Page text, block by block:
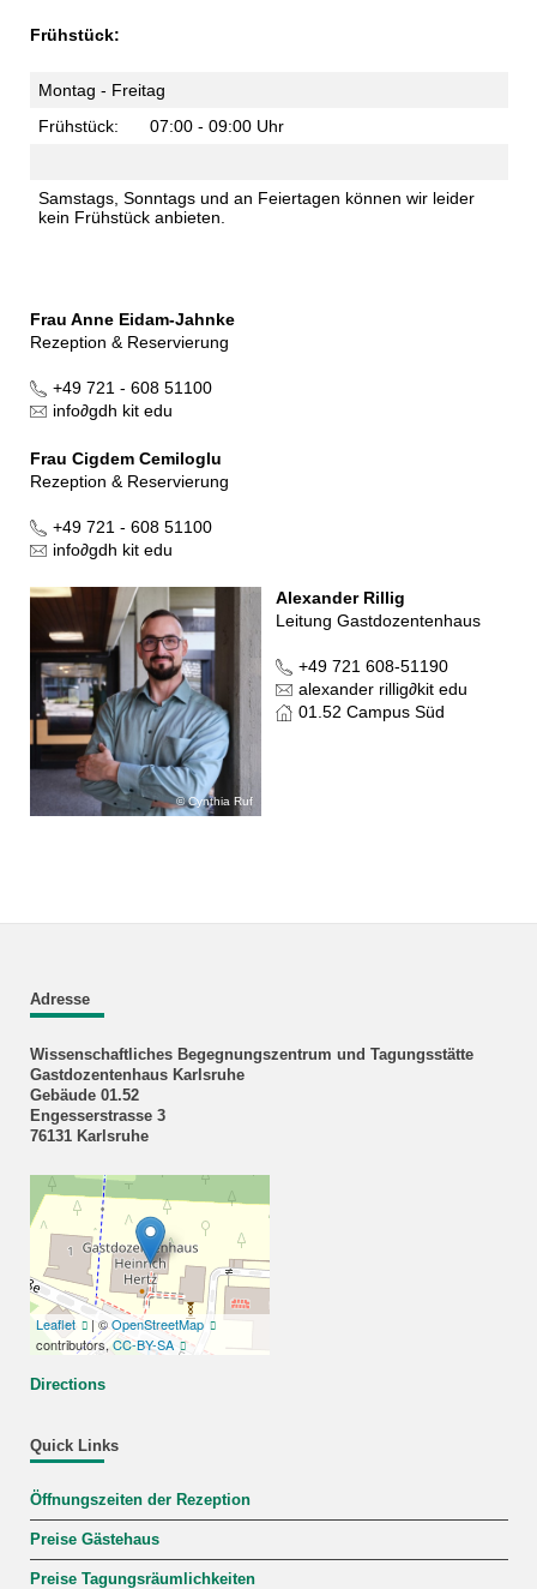
Frühstück:
Montag - Freitag
Frühstück:
07:00 - 09:00 Uhr
Samstags, Sonntags und an Feiertagen können wir leider
kein Frühstück anbieten.
Frau Anne Eidam-Jahnke
Rezeption & Reservierung
+49 721 - 608 51100
info∂gdh kit edu
Frau Cigdem Cemiloglu
Rezeption & Reservierung
+49 721 - 608 51100
info∂gdh kit edu
Cynthia Ruf
Alexander Rillig
Leitung Gastdozentenhaus
+49 721 608-51190
alexander rillig∂kit edu
01.52 Campus Süd
Adresse
Wissenschaftliches Begegnungszentrum und Tagungsstätte
Gastdozentenhaus Karlsruhe
Gebäude 01.52
Engesserstrasse 3
76131 Karlsruhe
Leaflet | ©OpenStreetMap
contributors,CC-BY-SA
Directions
Quick Links
Öffnungszeiten der Rezeption
Preise Gästehaus
Preise Tagungsräumlichkeiten